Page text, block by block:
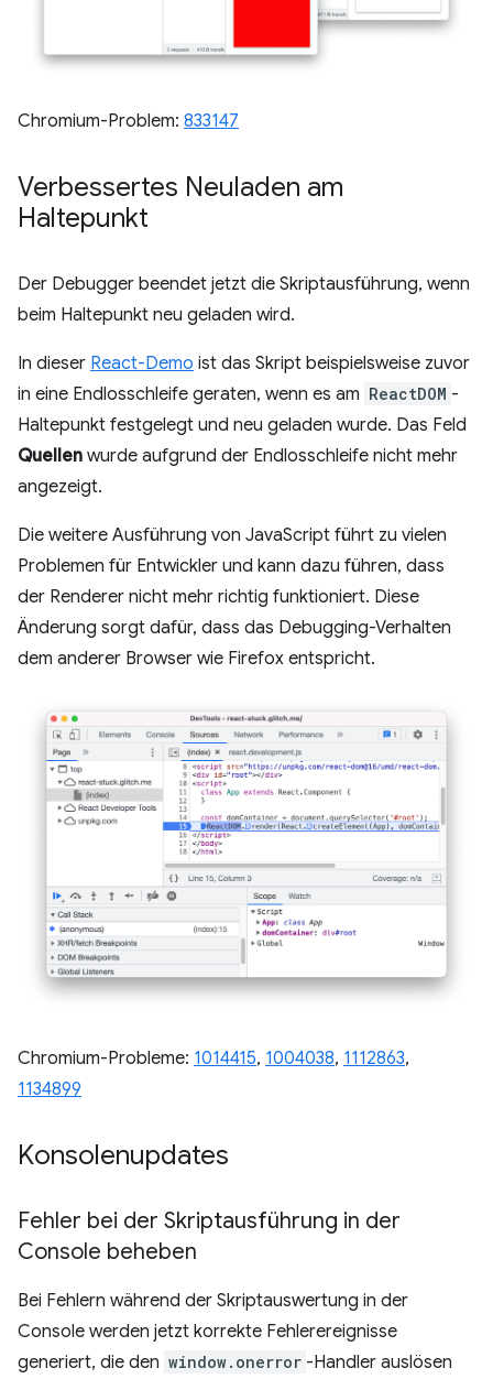
Chromium-Problem: 833147
Verbessertes Neuladen am
Haltepunkt
Der Debugger beendet jetzt die Skriptausführung, wenn
beim Haltepunkt neu geladen wird.
In dieser React-Demo ist das Skript beispielsweise zuvor
in eine Endlosschleife geraten, wenn es am ReactDOM -
Haltepunkt festgelegt und neu geladen wurde. Das Feld
Quellen wurde aufgrund der Endlosschleife nicht mehr
angezeigt.
Die weitere Ausführung von JavaScript führt zu vielen
Problemen für Entwickler und kann dazu führen, dass
der Renderer nicht mehr richtig funktioniert. Diese
Änderung sorgt dafür, dass das Debugging-Verhalten
dem anderer Browser wie Firefox entspricht.
Chromium-Probleme: 1014415, 1004038, 1112863,
1134899
Konsolenupdates
Fehler bei der Skriptausführung in der
Console beheben
Bei Fehlern während der Skriptauswertung in der
Console werden jetzt korrekte Fehlerereignisse
generiert, die den window.onerror -Handler auslösen